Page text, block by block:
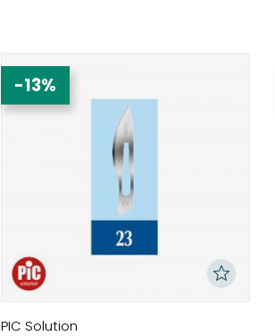
-13%
PIC Solution